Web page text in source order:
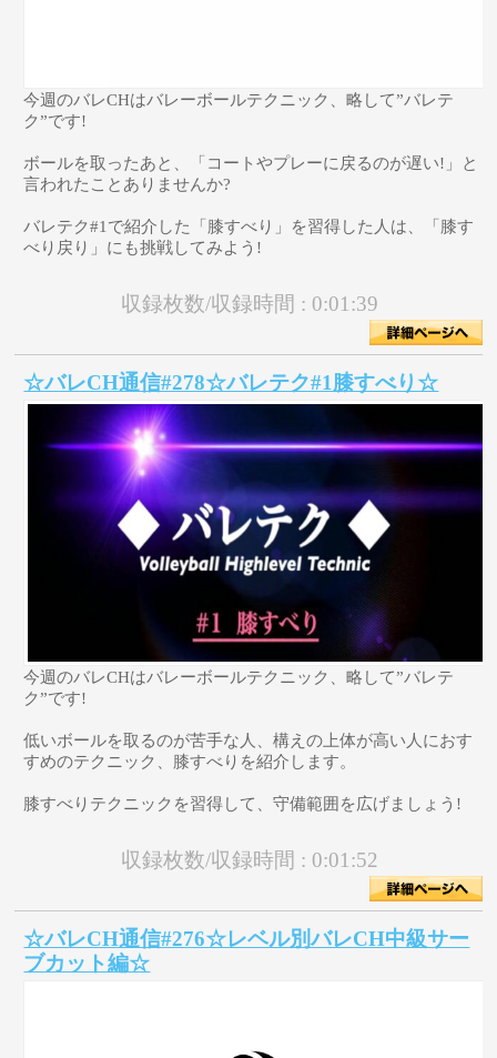
今週のバレCHはバレーボールテクニック、略して”バレテ
ク”です!
ボールを取ったあと、「コートやプレーに戻るのが遅い!」と
言われたことありませんか?
バレテク#1で紹介した「膝すべり」を習得した人は、「膝す
べり戻り」にも挑戦してみよう!
収録枚数/収録時間 : 0:01:39
☆バレCH通信#278☆バレテク#1膝すべり☆
今週のバレCHはバレーボールテクニック、略して”バレテ
ク”です!
低いボールを取るのが苦手な人、構えの上体が高い人におす
すめのテクニック、膝すべりを紹介します。
膝すべりテクニックを習得して、守備範囲を広げましょう!
収録枚数/収録時間 : 0:01:52
☆バレCH通信#276☆レベル別バレCH中級サー
ブカット編☆